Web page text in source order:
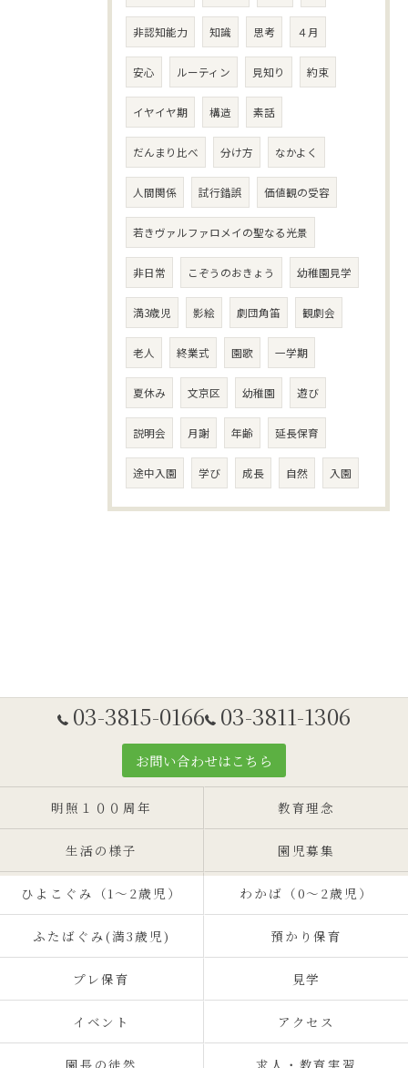
非認知能力 知識 思考 ４月
安心 ルーティン 見知り 約束
イヤイヤ期 構造 素話
だんまり比べ 分け方 なかよく
人間関係 試行錯誤 価値観の受容
若きヴァルファロメイの聖なる光景
非日常 こぞうのおきょう 幼稚園見学
満3歳児 影絵 劇団角笛 観劇会
老人 終業式 園歌 一学期
夏休み 文京区 幼稚園 遊び
説明会 月謝 年齢 延長保育
途中入園 学び 成長 自然 入園
03-3815-0166 03-3811-1306
お問い合わせはこちら
明照１００周年 教育理念
生活の様子 園児募集
ひよこぐみ（1〜2歳児） わかば（0～2歳児）
ふたばぐみ(満3歳児) 預かり保育
プレ保育 見学
イベント アクセス
園長の徒然 求人・教育実習